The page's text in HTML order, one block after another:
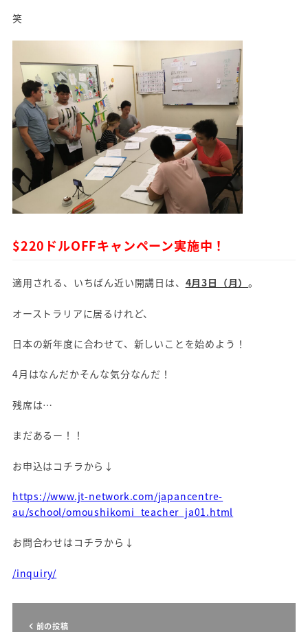
笑
$220ドルOFFキャンペーン実施中！
適用される、いちばん近い開講日は、 4月3日（月）。
オーストラリアに居るけれど、
日本の新年度に合わせて、新しいことを始めよう！
4月はなんだかそんな気分なんだ！
残席は…
まだあるー！！
お申込はコチラから↓
https://www.jt-network.com/japancentre-
au/school/omoushikomi_teacher_ja01.html
お問合わせはコチラから↓
/inquiry/
前の投稿